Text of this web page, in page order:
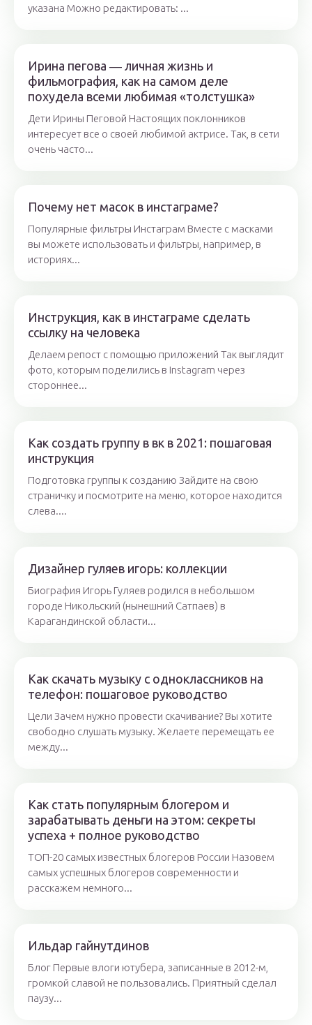
указана Можно редактировать: ...
Ирина пегова ― личная жизнь и
фильмография, как на самом деле
похудела всеми любимая «толстушка»
Дети Ирины Пеговой Настоящих поклонников
интересует все о своей любимой актрисе. Так, в сети
очень часто...
Почему нет масок в инстаграме?
Популярные фильтры Инстаграм Вместе с масками
вы можете использовать и фильтры, например, в
историях...
Инструкция, как в инстаграме сделать
ссылку на человека
Делаем репост с помощью приложений Так выглядит
фото, которым поделились в Instagram через
стороннее...
Как создать группу в вк в 2021: пошаговая
инструкция
Подготовка группы к созданию Зайдите на свою
страничку и посмотрите на меню, которое находится
слева....
Дизайнер гуляев игорь: коллекции
Биография Игорь Гуляев родился в небольшом
городе Никольский (нынешний Сатпаев) в
Карагандинской области...
Как скачать музыку с одноклассников на
телефон: пошаговое руководство
Цели Зачем нужно провести скачивание? Вы хотите
свободно слушать музыку. Желаете перемещать ее
между...
Как стать популярным блогером и
зарабатывать деньги на этом: секреты
успеха + полное руководство
ТОП-20 самых известных блогеров России Назовем
самых успешных блогеров современности и
расскажем немного...
Ильдар гайнутдинов
Блог Первые влоги ютубера, записанные в 2012-м,
громкой славой не пользовались. Приятный сделал
паузу...